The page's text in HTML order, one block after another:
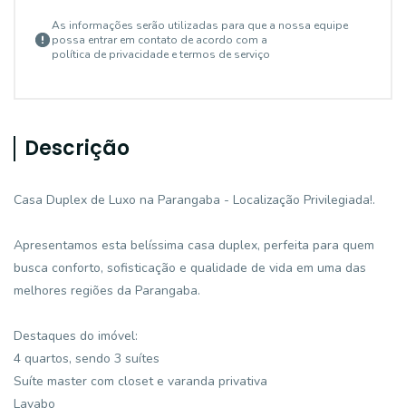
As informações serão utilizadas para que a nossa equipe
possa entrar em contato de acordo com a
política de privacidade e termos de serviço
Descrição
Casa Duplex de Luxo na Parangaba - Localização Privilegiada!.
Apresentamos esta belíssima casa duplex, perfeita para quem
busca conforto, sofisticação e qualidade de vida em uma das
melhores regiões da Parangaba.
Destaques do imóvel:
4 quartos, sendo 3 suítes
Suíte master com closet e varanda privativa
Lavabo